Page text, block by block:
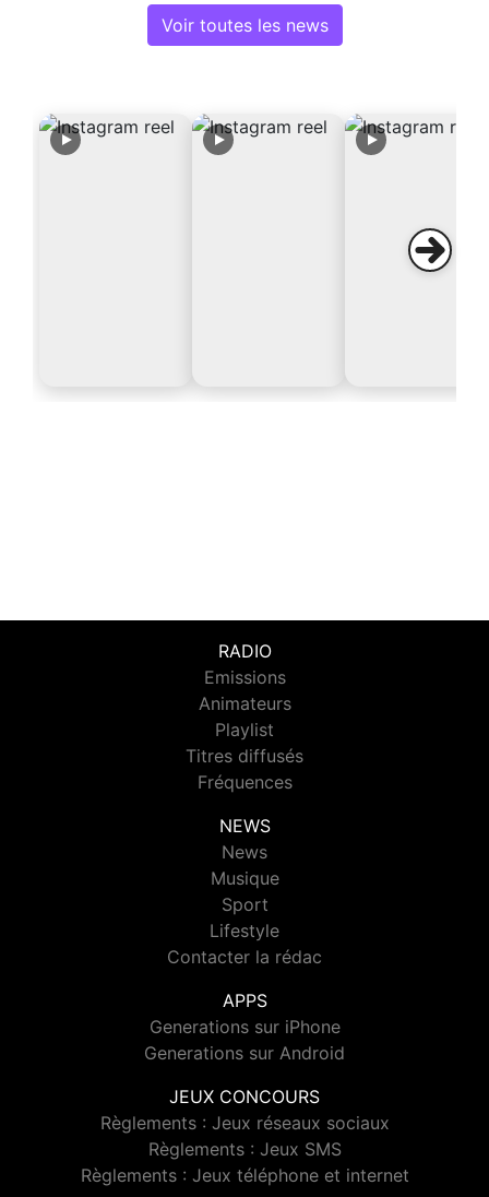
Voir toutes les news
RADIO
Emissions
Animateurs
Playlist
Titres diffusés
Fréquences
NEWS
News
Musique
Sport
Lifestyle
Contacter la rédac
APPS
Generations sur iPhone
Generations sur Android
JEUX CONCOURS
Règlements : Jeux réseaux sociaux
Règlements : Jeux SMS
Règlements : Jeux téléphone et internet